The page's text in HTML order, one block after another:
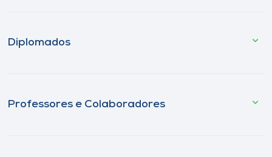
Diplomados
Professores e Colaboradores